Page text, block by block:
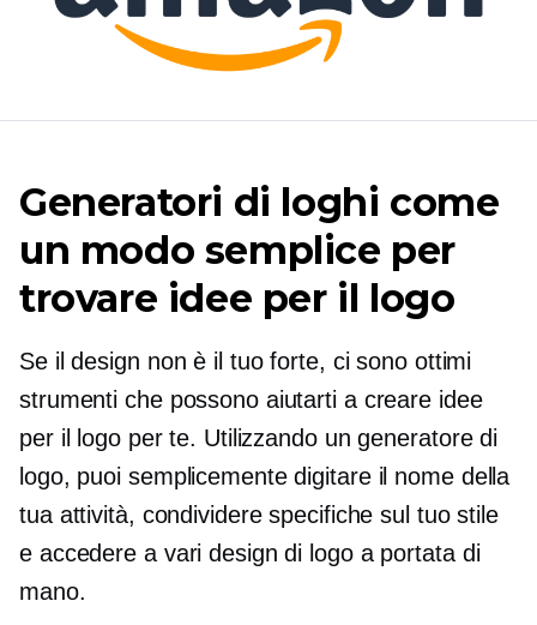
Generatori di loghi come
un modo semplice per
trovare idee per il logo
Se il design non è il tuo forte, ci sono ottimi
strumenti che possono aiutarti a creare idee
per il logo per te. Utilizzando un generatore di
logo, puoi semplicemente digitare il nome della
tua attività, condividere specifiche sul tuo stile
e accedere a vari design di logo a portata di
mano.